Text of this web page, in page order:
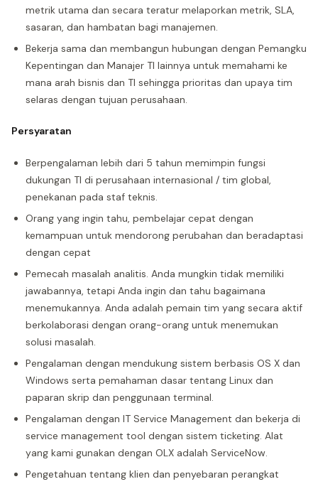
metrik utama dan secara teratur melaporkan metrik, SLA,
sasaran, dan hambatan bagi manajemen.
Bekerja sama dan membangun hubungan dengan Pemangku
Kepentingan dan Manajer TI lainnya untuk memahami ke
mana arah bisnis dan TI sehingga prioritas dan upaya tim
selaras dengan tujuan perusahaan.
Persyaratan
Berpengalaman lebih dari 5 tahun memimpin fungsi
dukungan TI di perusahaan internasional / tim global,
penekanan pada staf teknis.
Orang yang ingin tahu, pembelajar cepat dengan
kemampuan untuk mendorong perubahan dan beradaptasi
dengan cepat
Pemecah masalah analitis. Anda mungkin tidak memiliki
jawabannya, tetapi Anda ingin dan tahu bagaimana
menemukannya. Anda adalah pemain tim yang secara aktif
berkolaborasi dengan orang-orang untuk menemukan
solusi masalah.
Pengalaman dengan mendukung sistem berbasis OS X dan
Windows serta pemahaman dasar tentang Linux dan
paparan skrip dan penggunaan terminal.
Pengalaman dengan IT Service Management dan bekerja di
service management tool dengan sistem ticketing. Alat
yang kami gunakan dengan OLX adalah ServiceNow.
Pengetahuan tentang klien dan penyebaran perangkat